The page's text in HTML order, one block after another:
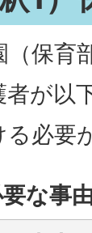
（保育
者が以
必要
な事